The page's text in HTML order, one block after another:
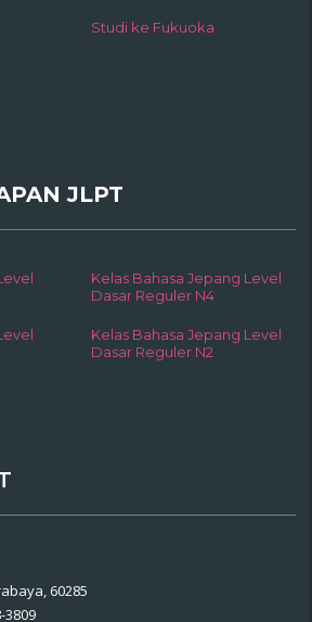
Studi ke Fukuoka
JLPT
Kelas Bahasa Jepang Level
Dasar Reguler N4
Kelas Bahasa Jepang Level
Dasar Reguler N2
60285
3809